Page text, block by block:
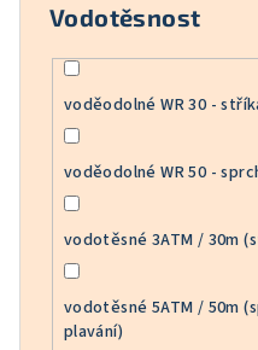
Vodotěsnost
voděodolné WR 30 -
voděodolné WR 50 -
vodotěsné 3ATM / 30m
vodotěsné 5ATM / 50m
plavání)